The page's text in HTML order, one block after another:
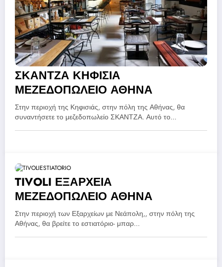
ΣΚΑΝΤΖΑ ΚΗΦΙΣΙΑ
ΜΕΖΕΔΟΠΩΛΕΙΟ ΑΘΗΝΑ
Στην περιοχή της Κηφισιάς, στην πόλη της Αθήνας, θα
συναντήσετε το μεζεδοπωλείο ΣΚΑΝΤΖΑ. Αυτό το…
TIVOLI ΕΞΑΡΧΕΙΑ
ΜΕΖΕΔΟΠΩΛΕΙΟ ΑΘΗΝΑ
Στην περιοχή των Εξαρχείων με Νεάπολη,, στην πόλη της
Αθήνας, θα βρείτε το εστιατόριο- μπαρ…